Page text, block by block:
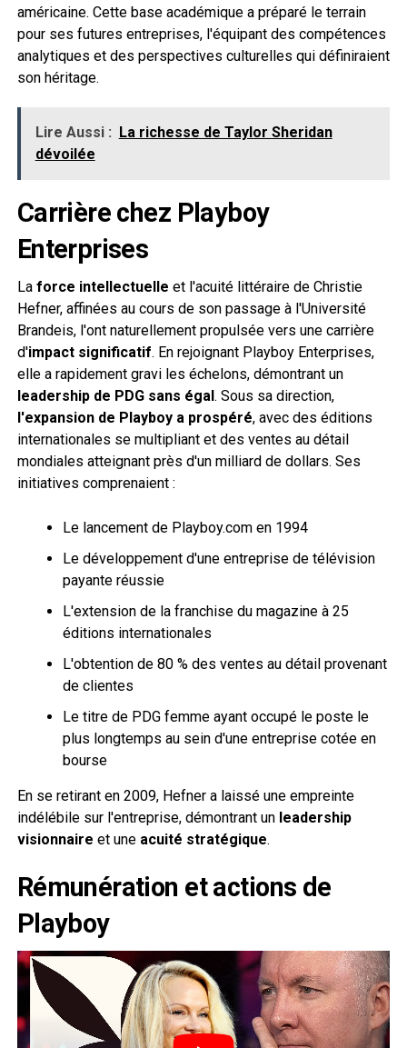
américaine. Cette base académique a préparé le terrain
pour ses futures entreprises, l'équipant des compétences
analytiques et des perspectives culturelles qui définiraient
son héritage.
Lire Aussi : La richesse de Taylor Sheridan
dévoilée
Carrière chez Playboy
Enterprises
La force intellectuelle et l'acuité littéraire de Christie
Hefner, affinées au cours de son passage à l'Université
Brandeis, l'ont naturellement propulsée vers une carrière
d'impact significatif. En rejoignant Playboy Enterprises,
elle a rapidement gravi les échelons, démontrant un
leadership de PDG sans égal. Sous sa direction,
l'expansion de Playboy a prospéré, avec des éditions
internationales se multipliant et des ventes au détail
mondiales atteignant près d'un milliard de dollars. Ses
initiatives comprenaient :
Le lancement de Playboy.com en 1994
Le développement d'une entreprise de télévision
payante réussie
L'extension de la franchise du magazine à 25
éditions internationales
L'obtention de 80 % des ventes au détail provenant
de clientes
Le titre de PDG femme ayant occupé le poste le
plus longtemps au sein d'une entreprise cotée en
bourse
En se retirant en 2009, Hefner a laissé une empreinte
indélébile sur l'entreprise, démontrant un leadership
visionnaire et une acuité stratégique.
Rémunération et actions de
Playboy